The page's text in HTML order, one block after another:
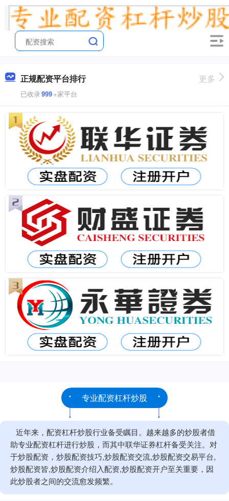
正规配资平台排行
已收录999+家平台
更多
专业配资杠杆炒股
近年来，配资杠杆炒股行业备受瞩目。越来越多的炒股者借
助专业配资杠杆进行炒股，而其中联华证券杠杆备受关注。对
于炒股配资，炒股配资技巧,炒股配资交流,炒股配资交易平台,
炒股配资皆,炒股配资介绍入配资,炒股配资开户至关重要，因
此炒股者之间的交流愈发频繁。